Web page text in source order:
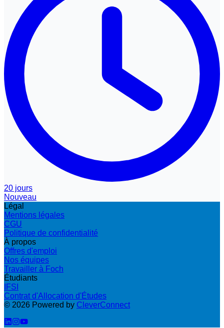
20 jours
Nouveau
Légal
Mentions légales
CGU
Politique de confidentialité
À propos
Offres d'emploi
Nos équipes
Travailler à Foch
Étudiants
IFSI
Contrat d'Allocation d'Études
© 2026 Powered by CleverConnect